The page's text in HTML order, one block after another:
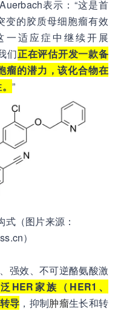
表示：“这是首
变的胶质母细胞瘤有效
一适应症中继续开展
们正在评估开发一款备
瘤的潜力，该化合物在
”
（图片来源：
）
强效、不可逆酪氨酸激
HER家族（HER1、
导 ，抑制肿瘤生长和转